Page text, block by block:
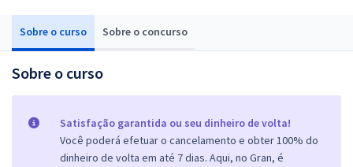
Sobre o curso Sobre o concurso
Sobre o curso
Satisfação garantida ou seu dinheiro de volta!
Você poderá efetuar o cancelamento e obter 100% do
dinheiro de volta em até 7 dias. Aqui, no Gran, é